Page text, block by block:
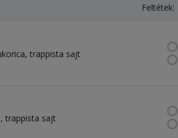
Feltétek:
trappista sajt
trappista sajt